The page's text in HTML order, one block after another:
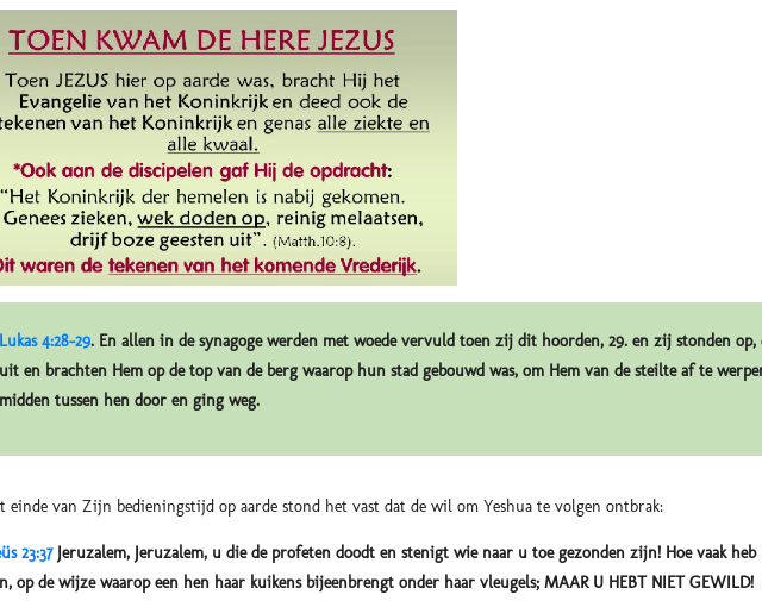
Lukas 4:28-29. En allen in de synagoge werden met woede vervuld toen zij dit hoorden, 29. en zij stonden op,
uit en brachten Hem op de top van de berg waarop hun stad gebouwd was, om Hem van de steilte af te
midden tussen hen door en ging weg.
einde van Zijn bedieningstijd op aarde stond het vast dat de wil om Yeshua te volgen ontbrak:
23:37Jeruzalem, Jeruzalem, u die de profeten doodt en stenigt wie naar u toe gezonden zijn! Hoe vaak
op de wijze waarop een hen haar kuikens bijeenbrengt onder haar vleugels; MAAR U HEBT NIET GEWILD!